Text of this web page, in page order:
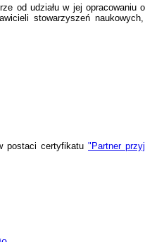
od udziału w jej
stowarzyszeń
postaci certyfikatu"Partner